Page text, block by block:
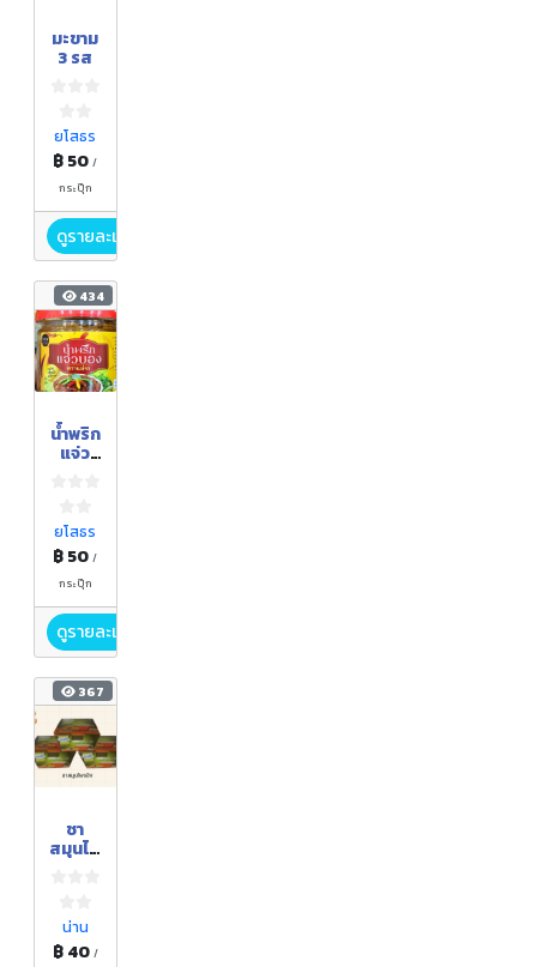
มะขาม
3 รส
ยโสธร
฿ 50/
กระปุ๊ก
ดูรายละเอียด
434
น้ำพริก
แจ่ว
ยโสธร
฿ 50/
กระปุ๊ก
ดูรายละเอียด
367
ชา
สมุนไพ
น่าน
฿ 40 /